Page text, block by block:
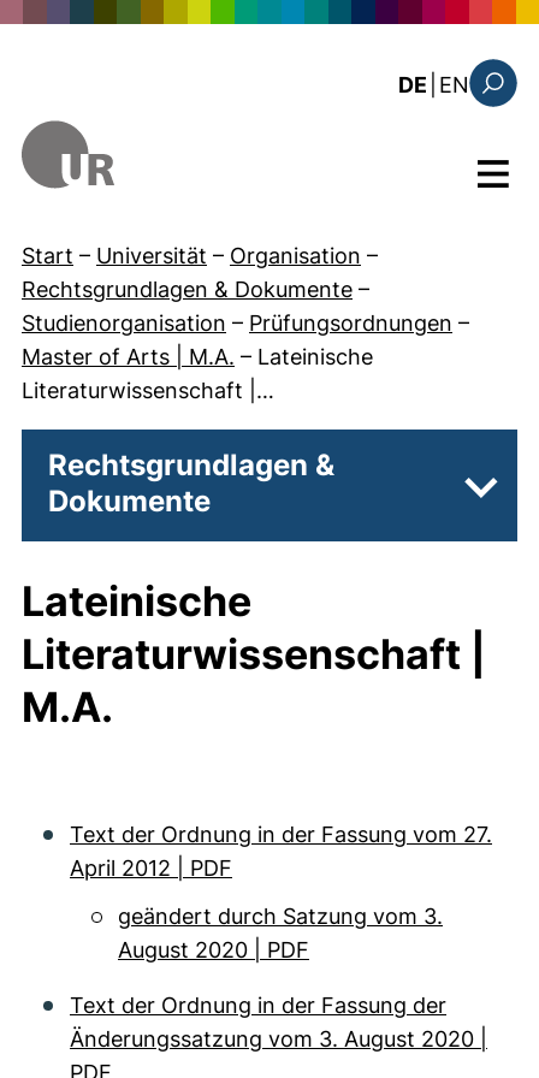
DE EN: the
Menü
Start – Universität – Organisation –
Rechtsgrundlagen & Dokumente –
Studienorganisation – Prüfungsordnungen –
Master of Arts | M.A. – Lateinische
Literaturwissenschaft |…
Rechtsgrundlagen &
Dokumente
Lateinische
Literaturwissenschaft |
M.A.
Text der Ordnung in der Fassung vom 27.
April 2012 | PDF
geändert durch Satzung vom 3.
August 2020 | PDF
Text der Ordnung in der Fassung der
Änderungssatzung vom 3. August 2020 |
PDF